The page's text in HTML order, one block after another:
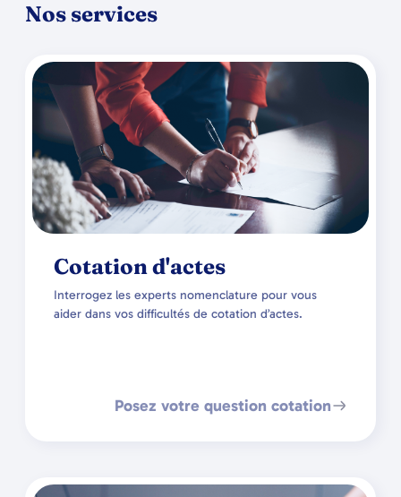
Nos services
Cotation d'actes
Interrogez les experts nomenclature pour vous
aider dans vos difficultés de cotation d’actes.
Posez votre question cotation